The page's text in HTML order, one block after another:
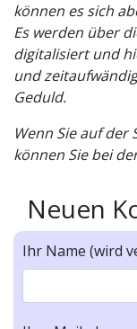
können es sich
Es werden über
digitalisiert und
und
Geduld.
Wenn Sie auf der
können Sie bei
Neuen
Ihr Name (wird